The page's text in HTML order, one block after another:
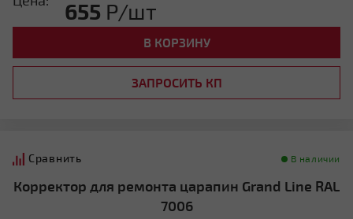
655 Р/шт
В КОРЗИНУ
ЗАПРОСИТЬ КП
Сравнить В наличии
Корректор для ремонта царапин Grand Line RAL
7006